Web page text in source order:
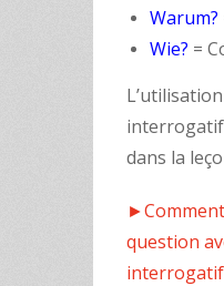
Warum?
Wie? =
dans la
question